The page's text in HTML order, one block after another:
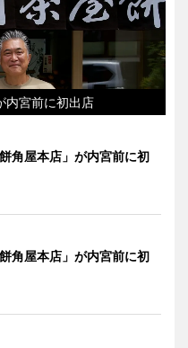
内宮前に初出店
角屋本店」が内宮前に初
角屋本店」が内宮前に初